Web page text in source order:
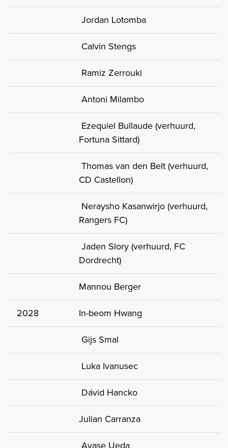
Jordan Lotomba
Calvin Stengs
Ramiz Zerrouki
Antoni Milambo
Ezequiel Bullaude (verhuurd,
Fortuna Sittard)
Thomas van den Belt (verhuurd,
CD Castellon)
Neraysho Kasanwirjo (verhuurd,
Rangers FC)
Jaden Slory (verhuurd, FC
Dordrecht)
Mannou Berger
2028
In-beom Hwang
Gijs Smal
Luka Ivanusec
Dávid Hancko
Julian Carranza